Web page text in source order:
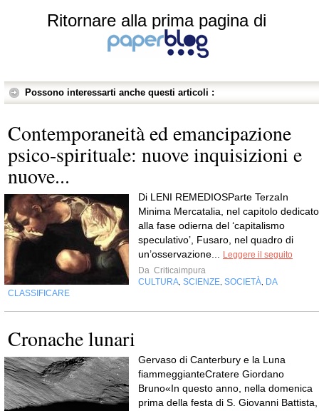
Ritornare alla prima pagina di
Possono interessarti anche questi articoli :
Contemporaneità ed emancipazione
psico-spirituale: nuove inquisizioni e
nuove...
Di LENI REMEDIOSParte TerzaIn
Minima Mercatalia, nel capitolo dedicato
alla fase odierna del ‘capitalismo
speculativo’, Fusaro, nel quadro di
un’osservazione...
Leggere il seguito
Da Criticaimpura
CULTURA SCIENZE SOCIETÀ DA
CLASSIFICARE
Cronache lunari
Gervaso di Canterbury e la Luna
fiammeggianteCratere Giordano
Bruno«In questo anno, nella domenica
prima della festa di S. Giovanni Battista,